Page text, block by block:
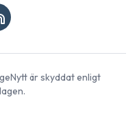
är skyddat enligt